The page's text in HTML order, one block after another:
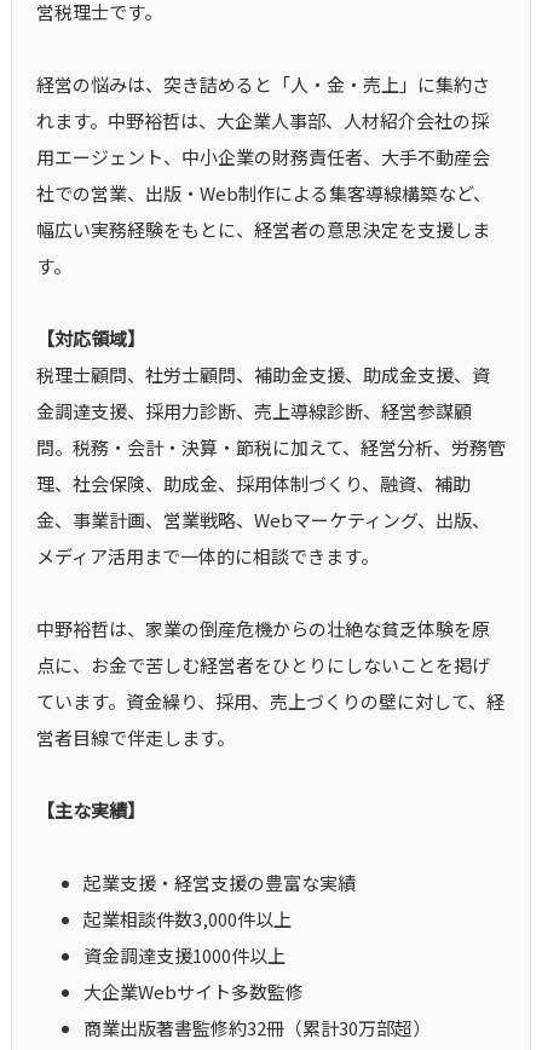
営税理士です。
経営の悩みは、突き詰めると「人・金・売上」に集約さ
れます。中野裕哲は、大企業人事部、人材紹介会社の採
用エージェント、中小企業の財務責任者、大手不動産会
社での営業、出版・Web制作による集客導線構築など、
幅広い実務経験をもとに、経営者の意思決定を支援しま
す。
【対応領域】
税理士顧問、社労士顧問、補助金支援、助成金支援、資
金調達支援、採用力診断、売上導線診断、経営参謀顧
問。税務・会計・決算・節税に加えて、経営分析、労務管
理、社会保険、助成金、採用体制づくり、融資、補助
金、事業計画、営業戦略、Webマーケティング、出版、
メディア活用まで一体的に相談できます。
中野裕哲は、家業の倒産危機からの壮絶な貧乏体験を原
点に、お金で苦しむ経営者をひとりにしないことを掲げ
ています。資金繰り、採用、売上づくりの壁に対して、経
営者目線で伴走します。
【主な実績】
起業支援・経営支援の豊富な実績
起業相談件数3,000件以上
資金調達支援1000件以上
大企業Webサイト多数監修
商業出版著書監修約32冊（累計30万部超）